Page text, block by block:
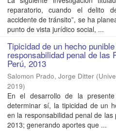
reparatorio, cuando el delito
accidente de tránsito”, se ha
punto de vista jurídico social, ...
Tipicidad de un hecho
responsabilidad penal de las
Perú, 2013
Salomon Prado, Jorge Ditter (
2019)
En el desarrollo de la
determinar sí, la tipicidad de un
en la responsabilidad penal de
2013; generando aportes que ...